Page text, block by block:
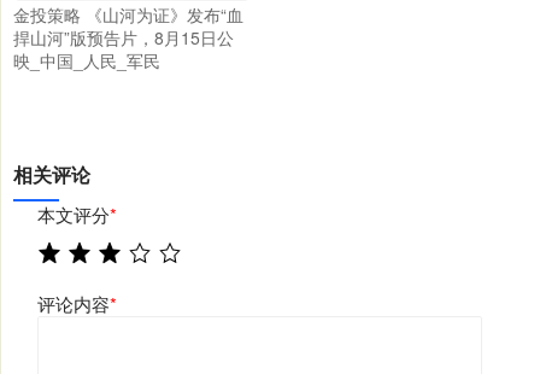
金投策略 《山河为证》发布“血
捍山河”版预告片，8月15日公
映_中国_人民_军民
相关评论
本文评分*
评论内容*